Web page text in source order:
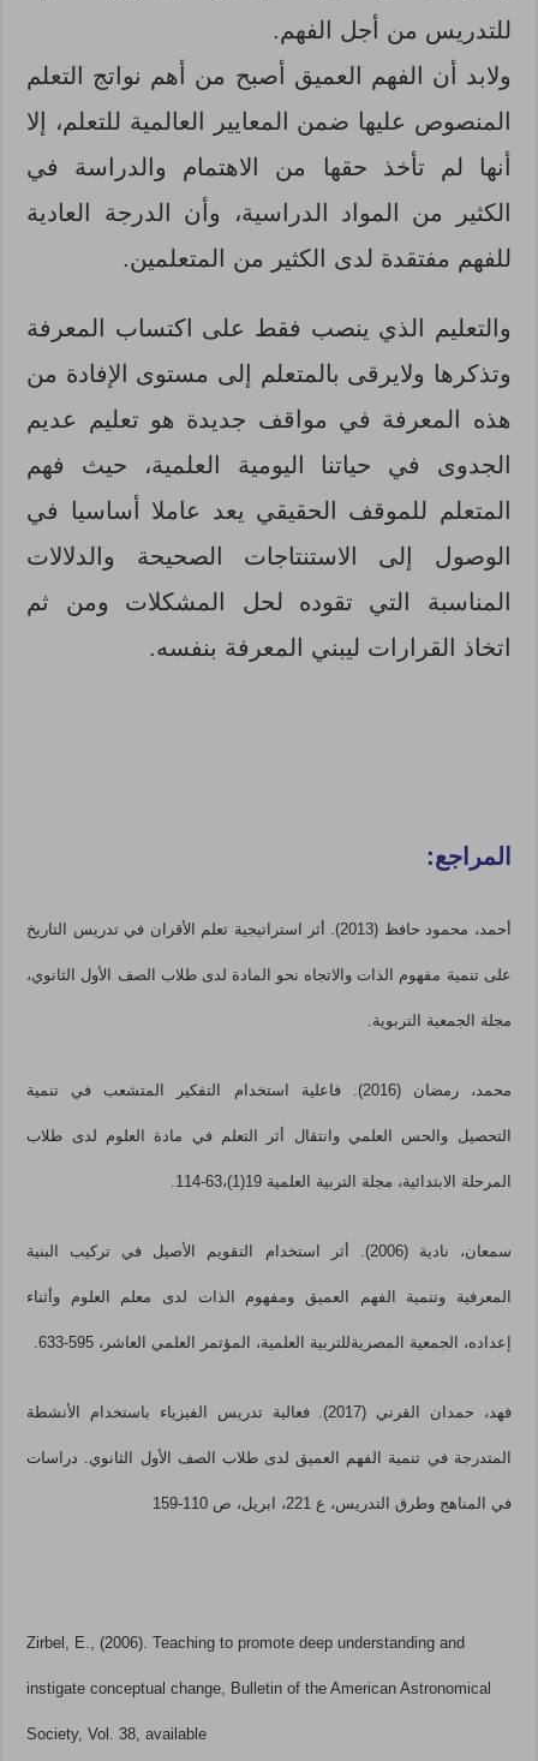
للتدريس من أجل الفهم.
ولابد أن الفهم العميق أصبح من أهم نواتج التعلم
المنصوص عليها ضمن المعايير العالمية للتعلم، إلا
أنها لم تأخذ حقها من الاهتمام والدراسة في
الكثير من المواد الدراسية، وأن الدرجة العادية
للفهم مفتقدة لدى الكثير من المتعلمين.
والتعليم الذي ينصب فقط على اكتساب المعرفة
وتذكرها ولايرقى بالمتعلم إلى مستوى الإفادة من
هذه المعرفة في مواقف جديدة هو تعليم عديم
الجدوى في حياتنا اليومية العلمية، حيث فهم
المتعلم للموقف الحقيقي يعد عاملا أساسيا في
الوصول إلى الاستنتاجات الصحيحة والدلالات
المناسبة التي تقوده لحل المشكلات ومن ثم
اتخاذ القرارات ليبني المعرفة بنفسه.
المراجع:
أحمد، محمود حافظ (2013). أثر استراتيجية تعلم الأقران في تدريس التاريخ
على تنمية مفهوم الذات والاتجاه نحو المادة لدى طلاب الصف الأول الثانوي،
مجلة الجمعية التربوية.
محمد، رمضان (2016). فاعلية استخدام التفكير المتشعب في تنمية
التحصيل والحس العلمي وانتقال أثر التعلم في مادة العلوم لدى طلاب
المرحلة الابتدائية، مجلة التربية العلمية 19(1)،63-114.
سمعان، نادية (2006). أثر استخدام التقويم الأصيل في تركيب البنية
المعرفية وتنمية الفهم العميق ومفهوم الذات لدى معلم العلوم وأثناء
إعداده، الجمعية المصريةللتربية العلمية، المؤتمر العلمي العاشر، 595-633.
فهد، حمدان القرني (2017). فعالية تدريس الفيزياء باستخدام الأنشطة
المتدرجة في تنمية الفهم العميق لدى طلاب الصف الأول الثانوي. دراسات
في المناهج وطرق التدريس، ع 221، ابريل، ص 110-159
Zirbel, E., (2006). Teaching to promote deep understanding and
instigate conceptual change, Bulletin of the American Astronomical
Society, Vol. 38, available